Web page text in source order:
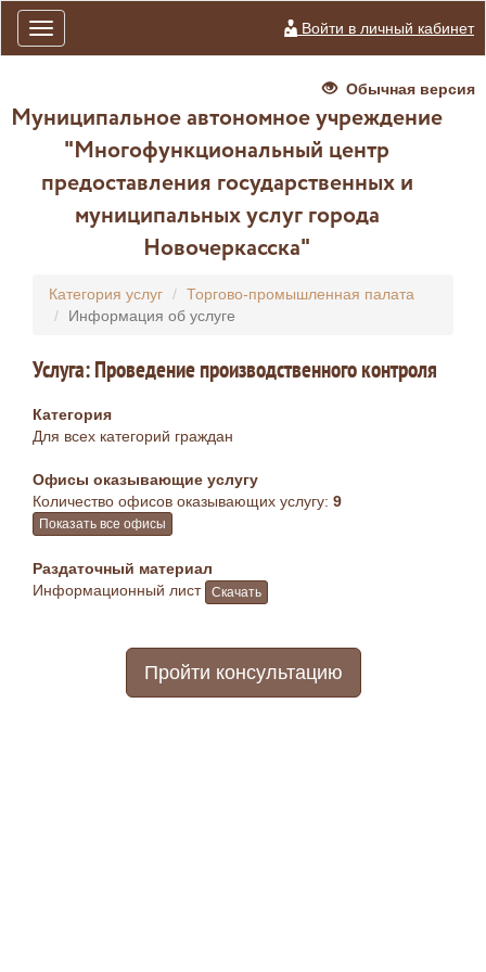
Toggle
navigation
Войти в личный кабинет
Обычная версия
Муниципальное автономное учреждение
"Многофункциональный центр
предоставления государственных и
муниципальных услуг города
Новочеркасска"
Категория услуг
Торгово-промышленная палата
Информация об услуге
Услуга: Проведение производственного контроля
Категория
Для всех категорий граждан
Офисы оказывающие услугу
Количество офисов оказывающих услугу: 9
Показать все офисы
Раздаточный материал
Информационный лист
Скачать
Пройти консультацию